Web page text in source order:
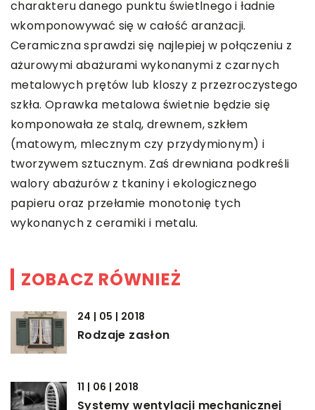
charakteru danego punktu świetlnego i ładnie
wkomponowywać się w całość aranżacji.
Ceramiczna sprawdzi się najlepiej w połączeniu z
ażurowymi abażurami wykonanymi z czarnych
metalowych prętów lub kloszy z przezroczystego
szkła. Oprawka metalowa świetnie będzie się
komponowała ze stalą, drewnem, szkłem
(matowym, mlecznym czy przydymionym) i
tworzywem sztucznym. Zaś drewniana podkreśli
walory abażurów z tkaniny i ekologicznego
papieru oraz przełamie monotonię tych
wykonanych z ceramiki i metalu.
ZOBACZ RÓWNIEŻ
24 | 05 | 2018
Rodzaje zasłon
11 | 06 | 2018
Systemy wentylacji mechanicznej